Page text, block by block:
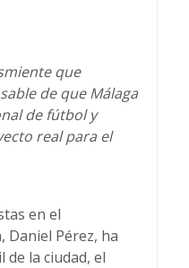
que
de que Málaga
de fútbol y
real para el
en el
Daniel Pérez, ha
la ciudad, el